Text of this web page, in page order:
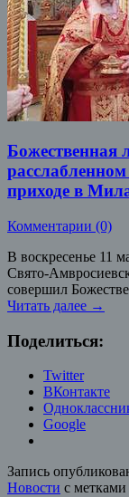
Божественная
приходе в
Комментарии (0)
В воскресенье 11
Свято-
совершил
Читать далее →
Поделиться:
Twitter
ВКонтакте
Google
Запись
Новости с метками